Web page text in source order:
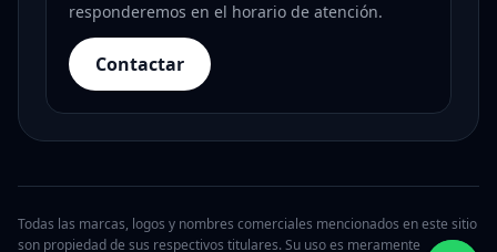
responderemos en el horario de atención.
Contactar
Todas las marcas, logos y nombres comerciales mencionados en este sitio
son propiedad de sus respectivos titulares. Su uso es meramente